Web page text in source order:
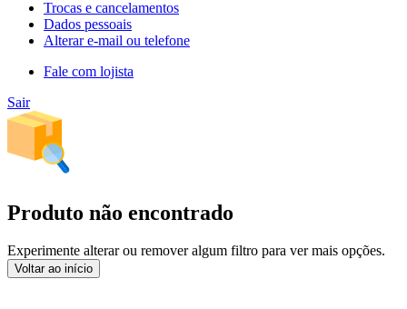
Trocas e cancelamentos
Dados pessoais
Alterar e-mail ou telefone
Fale com lojista
Sair
Produto não encontrado
Experimente alterar ou remover algum filtro para ver mais opções.
Voltar ao início